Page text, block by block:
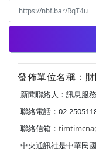
發佈單位名稱：
新聞聯絡人：訊息服
聯絡電話：02-
聯絡信箱：
中央通訊社是中華民